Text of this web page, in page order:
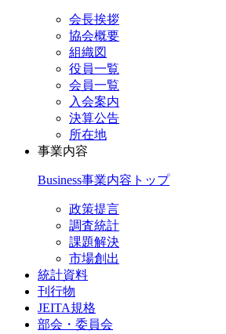
会長挨拶
協会概要
組織図
役員一覧
会員一覧
入会案内
決算公告
所在地
事業内容
Business事業内容トップ
政策提言
調査統計
課題解決
市場創出
統計資料
刊行物
JEITA規格
部会・委員会